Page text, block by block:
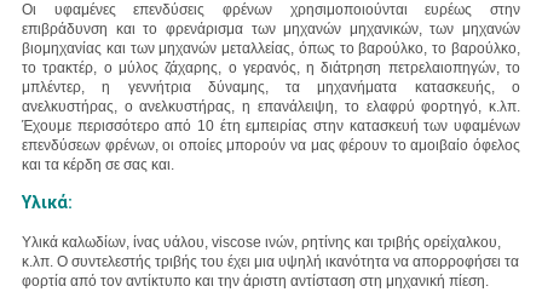
Οι υφαμένες επενδύσεις φρένων χρησιμοποιούνται ευρέως στην
επιβράδυνση και το φρενάρισμα των μηχανών μηχανικών, των μηχανών
βιομηχανίας και των μηχανών μεταλλείας, όπως το βαρούλκο, το βαρούλκο,
το τρακτέρ, ο μύλος ζάχαρης, ο γερανός, η διάτρηση πετρελαιοπηγών, το
μπλέντερ, η γεννήτρια δύναμης, τα μηχανήματα κατασκευής, ο
ανελκυστήρας, ο ανελκυστήρας, η επανάλειψη, το ελαφρύ φορτηγό, κ.λπ.
Έχουμε περισσότερο από 10 έτη εμπειρίας στην κατασκευή των υφαμένων
επενδύσεων φρένων, οι οποίες μπορούν να μας φέρουν το αμοιβαίο όφελος
και τα κέρδη σε σας και.
Υλικά:
Υλικάκαλωδίων, ίνας υάλου, viscose ινών, ρητίνης και τριβής ορείχαλκου,
κ.λπ. Ο συντελεστής τριβής του έχει μια υψηλή ικανότητα να απορροφήσει τα
φορτία από τον αντίκτυπο και την άριστη αντίσταση στη μηχανική πίεση.